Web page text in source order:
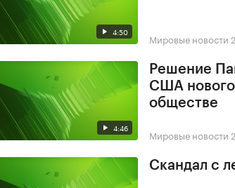
4:50 Мировые новости
4:46
Решение
США нового
обществе
Мировые новости
Скандал с